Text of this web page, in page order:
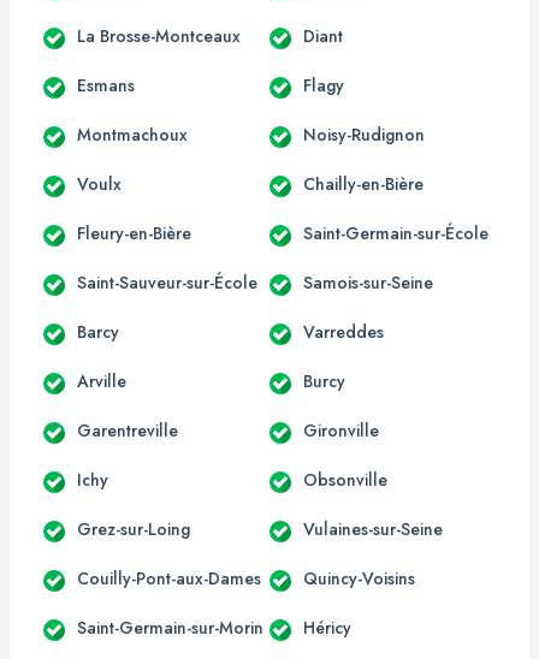
La Brosse-Montceaux Diant
Esmans Flagy
Montmachoux Noisy-Rudignon
Voulx Chailly-en-Bière
Fleury-en-Bière Saint-Germain-sur-École
Saint-Sauveur-sur-École Samois-sur-Seine
Barcy Varreddes
Arville Burcy
Garentreville Gironville
Ichy Obsonville
Grez-sur-Loing Vulaines-sur-Seine
Couilly-Pont-aux-Dames Quincy-Voisins
Saint-Germain-sur-Morin Héricy